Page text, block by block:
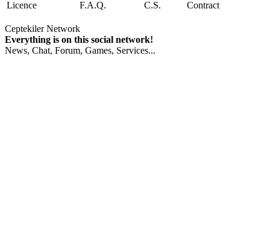
Licence F.A.Q. C.S. Contract
Ceptekiler Network
Everything is on this social network!
News, Chat, Forum, Games, Services...